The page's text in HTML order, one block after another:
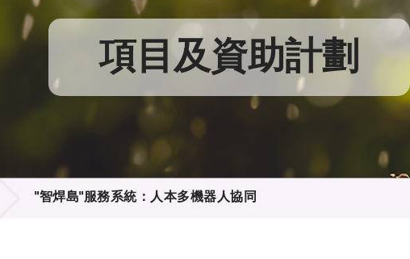
組織架構
供應商登記
應用於公共服務之創新技術
資助計劃
項目資料庫
獎項
多媒體
出版刊物
會員列表
項目及資助計劃
"智焊島"服務系統：人本多機器人協同